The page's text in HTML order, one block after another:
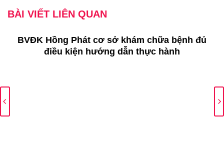
BÀI VIẾT LIÊN QUAN
BVĐK Hồng Phát cơ sở khám chữa bệnh đủ
điều kiện hướng dẫn thực hành